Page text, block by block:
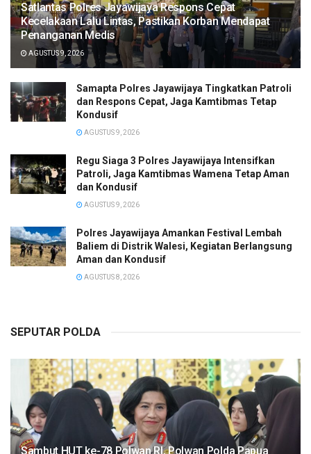
Satlantas Polres Jayawijaya Respons Cepat
Kecelakaan Lalu Lintas, Pastikan Korban Mendapat
Penanganan Medis
AGUSTUS 9, 2026
Samapta Polres Jayawijaya Tingkatkan Patroli
dan Respons Cepat, Jaga Kamtibmas Tetap
Kondusif
AGUSTUS 9, 2026
Regu Siaga 3 Polres Jayawijaya Intensifkan
Patroli, Jaga Kamtibmas Wamena Tetap Aman
dan Kondusif
AGUSTUS 9, 2026
Polres Jayawijaya Amankan Festival Lembah
Baliem di Distrik Walesi, Kegiatan Berlangsung
Aman dan Kondusif
AGUSTUS 8, 2026
SEPUTAR POLDA
Sambut HUT ke-78 Polwan RI, Polwan Polda Papua